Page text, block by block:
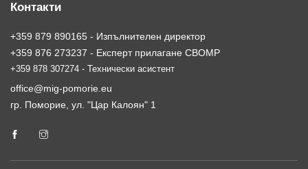
Контакти
+359 879 890165 - Изпълнителен директор
+359 876 273237 - Експерт прилагане СВОМР
+359 878 307274 - Технически асистент
office@mig-pomorie.eu
гр. Поморие, ул. "Цар Калоян" 1